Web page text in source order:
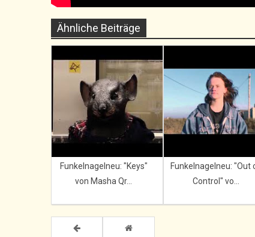
Ähnliche Beiträge
Funkelnagelneu: "Keys"
von Masha Qr...
Funkelnagelneu: "Out
Control" vo...